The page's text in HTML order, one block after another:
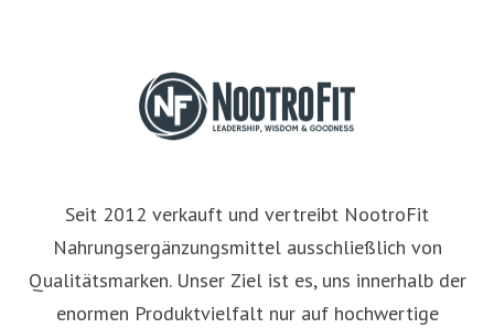
Seit 2012 verkauft und vertreibt NootroFit
Nahrungsergänzungsmittel ausschließlich von
Qualitätsmarken. Unser Ziel ist es, uns innerhalb der
enormen Produktvielfalt nur auf hochwertige